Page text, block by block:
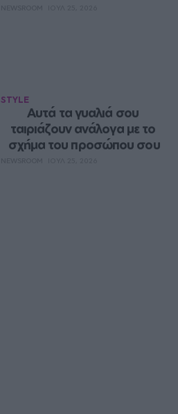
STYLE
Αυτά τα γυαλιά σου
ταιριάζουν ανάλογα με το
σχήμα του προσώπου σου